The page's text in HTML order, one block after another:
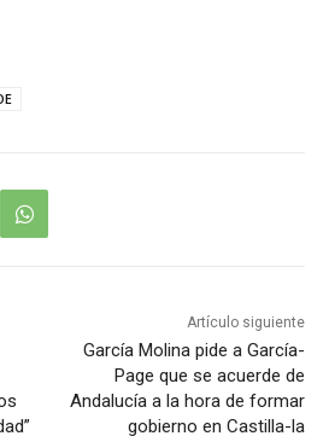
Artículo siguiente
García Molina pide a García-
Page que se acuerde de
Andalucía a la hora de formar
gobierno en Castilla-la